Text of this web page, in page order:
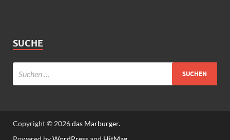
SUCHE
Copyright © 2026das Marburger.